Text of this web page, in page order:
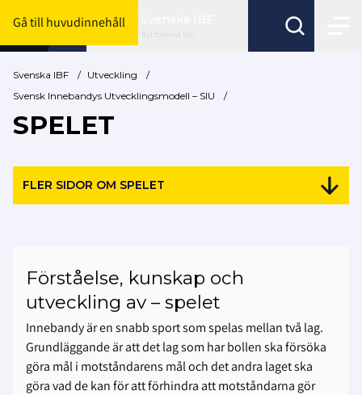
Gå till huvudinnehåll
Byt förbund här
Svenska IBF / Utveckling
/
Svensk Innebandys Utvecklingsmodell – SIU
/
SPELET
FLER SIDOR OM SPELET
Förståelse, kunskap och
utveckling av – spelet
Innebandy är en snabb sport som spelas mellan två lag.
Grundläggande är att det lag som har bollen ska försöka
göra mål i motståndarens mål och det andra laget ska
göra vad de kan för att förhindra att motståndarna gör